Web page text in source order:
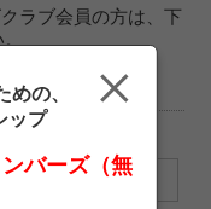
ラブ会員の方は、下
めの、
ップ
バーズ（無